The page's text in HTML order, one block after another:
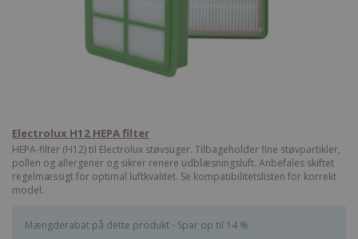
Electrolux H12 HEPA filter
HEPA-filter (H12) til Electrolux støvsuger. Tilbageholder fine støvpartikler,
pollen og allergener og sikrer renere udblæsningsluft. Anbefales skiftet
regelmæssigt for optimal luftkvalitet. Se kompatibilitetslisten for korrekt
model.
Mængderabat på dette produkt - Spar op til 14 %